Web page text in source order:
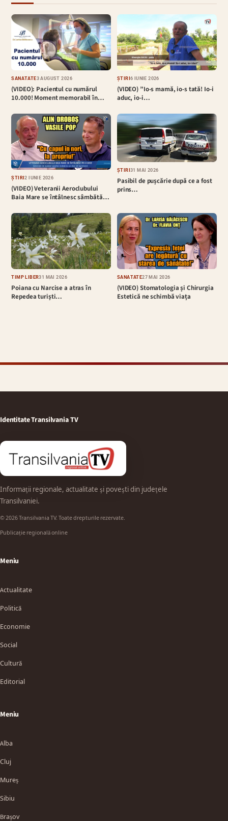
SĂNĂTATE3 AUGUST 2026
(VIDEO): Pacientul cu numărul
10.000! Moment memorabil în…
ȘTIRI6 IUNIE 2026
(VIDEO) ”Io-s mamă, io-s tată! Io-i
aduc, io-i…
ȘTIRI2 IUNIE 2026
(VIDEO) Veteranii Aeroclubului
Baia Mare se întâlnesc sâmbătă…
ȘTIRI31 MAI 2026
Pasibil de pușcărie după ce a fost
prins…
TIMP LIBER31 MAI 2026
Poiana cu Narcise a atras în
Repedea turiști…
SĂNĂTATE27 MAI 2026
(VIDEO) Stomatologia și Chirurgia
Estetică ne schimbă viața
Identitate Transilvania TV
Informații regionale, actualitate și povești din județele
Transilvaniei.
© 2026 Transilvania TV. Toate drepturile rezervate.
Publicație regională online
Meniu
Actualitate
Politică
Economie
Social
Cultură
Editorial
Meniu
Alba
Cluj
Mureș
Sibiu
Brașov